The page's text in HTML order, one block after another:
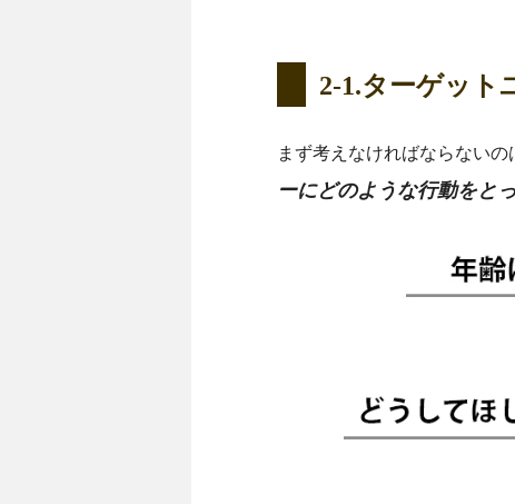
2-1.ターゲット
まず考えなければならない
ーにどのような行動をと